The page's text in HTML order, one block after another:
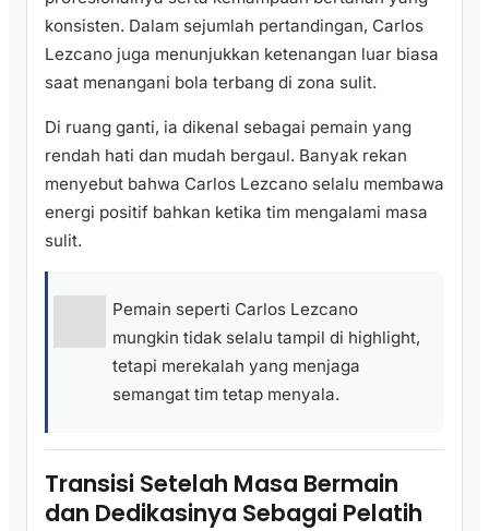
konsisten. Dalam sejumlah pertandingan, Carlos
Lezcano juga menunjukkan ketenangan luar biasa
saat menangani bola terbang di zona sulit.
Di ruang ganti, ia dikenal sebagai pemain yang
rendah hati dan mudah bergaul. Banyak rekan
menyebut bahwa Carlos Lezcano selalu membawa
energi positif bahkan ketika tim mengalami masa
sulit.
Pemain seperti Carlos Lezcano
mungkin tidak selalu tampil di highlight,
tetapi merekalah yang menjaga
semangat tim tetap menyala.
Transisi Setelah Masa Bermain
dan Dedikasinya Sebagai Pelatih